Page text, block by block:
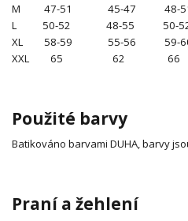
M 47-51 45-47 48-
L 50-52 48-55 50-
XL 58-59 55-56 59-
XXL 65 62
Použité barvy
Batikováno barvami DUHA, barvy
Praní a žehlení